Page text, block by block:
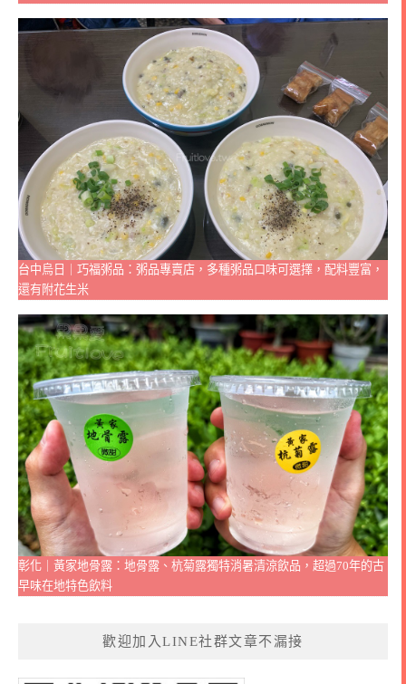
台中烏日｜巧福粥品：粥品專賣店，多種粥品口味可選擇，配料豐富，
還有附花生米
彰化｜黃家地骨露：地骨露、杭菊露獨特消暑清涼飲品，超過70年的古
早味在地特色飲料
歡迎加入LINE社群文章不漏接